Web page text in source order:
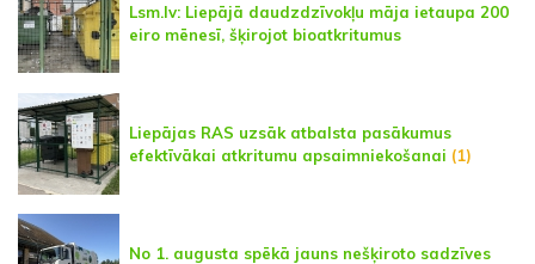
Lsm.lv: Liepājā daudzdzīvokļu māja ietaupa 200
eiro mēnesī, šķirojot bioatkritumus
Liepājas RAS uzsāk atbalsta pasākumus
efektīvākai atkritumu apsaimniekošanai (1)
No 1. augusta spēkā jauns nešķiroto sadzīves